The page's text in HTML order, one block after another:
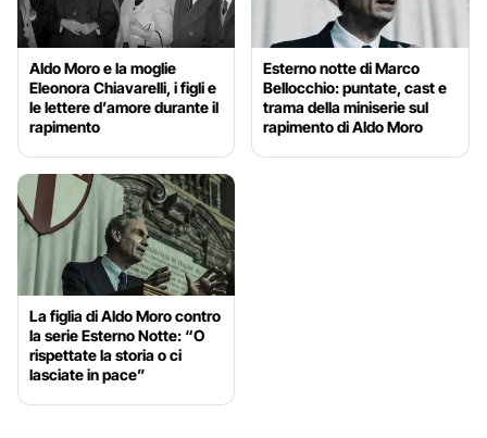
Aldo Moro e la moglie
Eleonora Chiavarelli, i figli e
le lettere d’amore durante il
rapimento
Esterno notte di Marco
Bellocchio: puntate, cast e
trama della miniserie sul
rapimento di Aldo Moro
La figlia di Aldo Moro contro
la serie Esterno Notte: “O
rispettate la storia o ci
lasciate in pace”